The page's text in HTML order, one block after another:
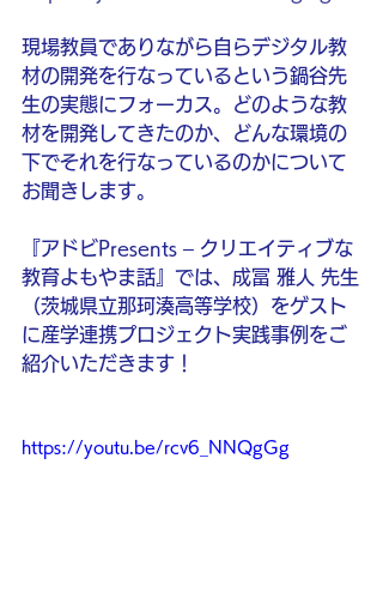
現場教員でありながら自らデジタル教
材の開発を行なっているという鍋谷先
生の実態にフォーカス。どのような教
材を開発してきたのか、どんな環境の
下でそれを行なっているのかについて
お聞きします。
『アドビPresents – クリエイティブな
教育よもやま話』では、成冨 雅人 先生
（茨城県立那珂湊高等学校）をゲスト
に産学連携プロジェクト実践事例をご
紹介いただきます！
https://youtu.be/rcv6_NNQgGg